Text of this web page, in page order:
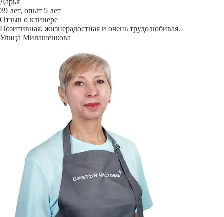
Дарья
39 лет, опыт 5 лет
Отзыв о клинере
Позитивная, жизнерадостная и очень трудолюбивая.
Улица Милашенкова